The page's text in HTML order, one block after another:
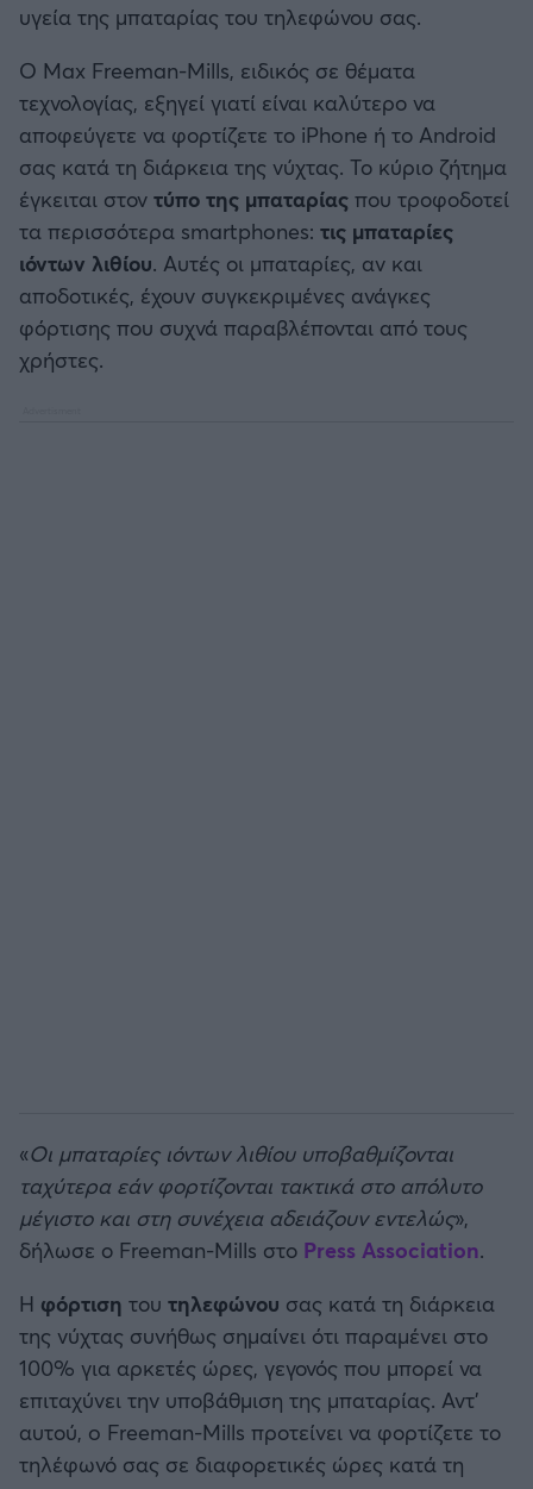
Μπαρτσελόνα
Ρεάλ Μαδρίτης
Ατλέτικο Μαδρίτης
Μάντσεστερ Γιουνάιτεντ
Μάντσεστερ Σίτι
υγεία της μπαταρίας του τηλεφώνου σας.
Ο Max Freeman-Mills, ειδικός σε θέματα
τεχνολογίας, εξηγεί γιατί είναι καλύτερο να
αποφεύγετε να φορτίζετε το iPhone ή το Android
σας κατά τη διάρκεια της νύχτας. Το κύριο ζήτημα
έγκειται στον τύπο της μπαταρίας που τροφοδοτεί
τα περισσότερα smartphones: τις μπαταρίες
ιόντων λιθίου. Αυτές οι μπαταρίες, αν και
αποδοτικές, έχουν συγκεκριμένες ανάγκες
φόρτισης που συχνά παραβλέπονται από τους
χρήστες.
«Οι μπαταρίες ιόντων λιθίου υποβαθμίζονται
ταχύτερα εάν φορτίζονται τακτικά στο απόλυτο
μέγιστο και στη συνέχεια αδειάζουν εντελώς»,
δήλωσε ο Freeman-Mills στο Press Association.
Η φόρτιση του τηλεφώνου σας κατά τη διάρκεια
της νύχτας συνήθως σημαίνει ότι παραμένει στο
100% για αρκετές ώρες, γεγονός που μπορεί να
επιταχύνει την υποβάθμιση της μπαταρίας. Αντ'
αυτού, o Freeman-Mills προτείνει να φορτίζετε το
τηλέφωνό σας σε διαφορετικές ώρες κατά τη